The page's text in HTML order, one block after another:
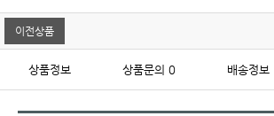
이전상품
상품정보 상품문의 0 배송정보